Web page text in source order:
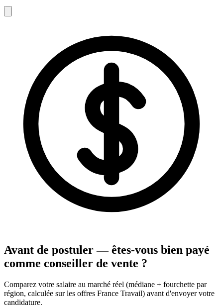
Avant de postuler — êtes-vous bien payé
comme conseiller de vente ?
Comparez votre salaire au marché réel (médiane + fourchette par
région, calculée sur les offres France Travail) avant d'envoyer votre
candidature.